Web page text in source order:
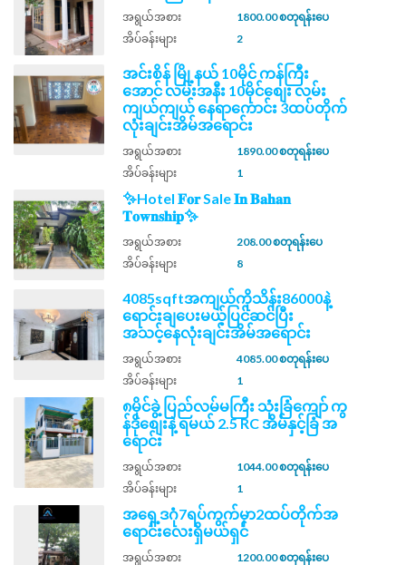
အရွယ်အစား
1800.00 စတုရန်းပေ
အိပ်ခန်းများ
2
အင်းစိန် မြို့နယ် 10မိုင် ကန်​​ကြီး
အောင် ​လမ်းအနီး 10မိုင်စျေး လမ်း
ကျယ်ကျယ် နေရာကောင်း 3ထပ်တိုက်
လုံးချင်းအိမ်အရောင်း
အရွယ်အစား
1890.00 စတုရန်းပေ
အိပ်ခန်းများ
1
✨Hotel 𝐅𝐨𝐫 Sale 𝐈𝐧 𝐁𝐚𝐡𝐚𝐧
𝐓𝐨𝐰𝐧𝐬𝐡𝐢𝐩✨
အရွယ်အစား
208.00 စတုရန်းပေ
အိပ်ခန်းများ
8
4085sqftအကျယ်ကိုသိန်း86000နဲ့
ရောင်းချပေးမယ့်ပြင်ဆင်ပြီး
အသင့်နေလုံးချင်းအိမ်အရောင်း
အရွယ်အစား
4085.00 စတုရန်းပေ
အိပ်ခန်းများ
1
၈မိုင်ခွဲ့ ပြည်လမ်မကြီး သုံးခြံကျော် ကွ
န်ဒိုစျေးနဲ့ ရမယ် 2.5 RC အိမ်နှင့်ခြံ အ
ရောင်း
အရွယ်အစား
1044.00 စတုရန်းပေ
အိပ်ခန်းများ
1
အရှေ့ဒဂုံ7ရပ်ကွက်မှာ2ထပ်တိုက်အ
ရောင်းလေးရှိမယ်ရှင်
အရွယ်အစား
1200.00 စတုရန်းပေ